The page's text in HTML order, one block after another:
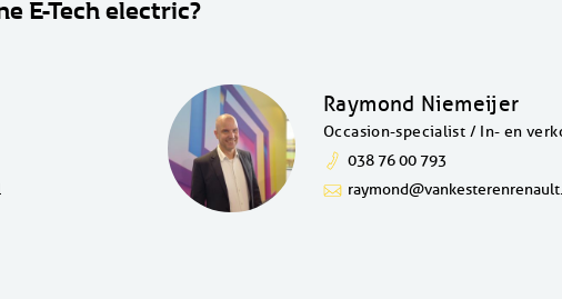
E-Tech electric?
Raymond Niemeijer
Occasion-specialist / In- en
038 76 00 793